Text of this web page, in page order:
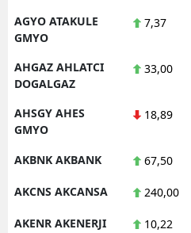
AGYO ATAKULE
GMYO
7,37
AHGAZ AHLATCI
DOGALGAZ
33,00
AHSGY AHES
GMYO
18,89
AKBNK AKBANK 67,50
AKCNS AKCANSA 240,00
AKENR AKENERJI 10,22